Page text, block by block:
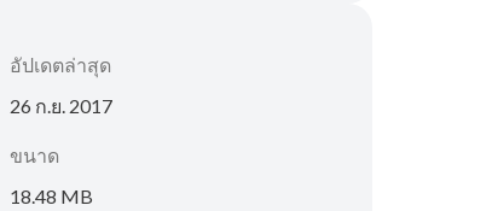
อัปเดตล่าสุด
26 ก.ย. 2017
ขนาด
18.48 MB